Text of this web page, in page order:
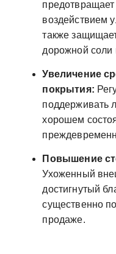
воздействием
также
дорожной соли
Увеличение
покрытия:
поддерживать
хорошем
Повышение
Ухоженный
достигнутый
существенно
продаже.